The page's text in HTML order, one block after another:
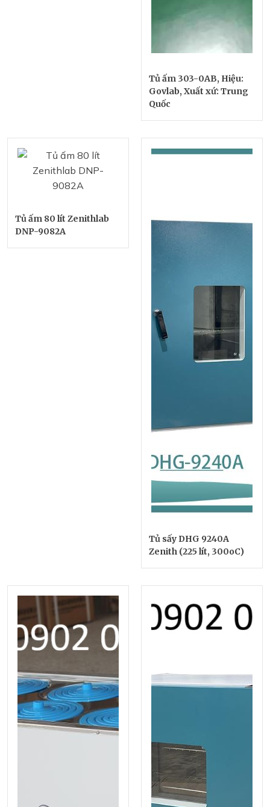
Tủ ấm 303-0AB, Hiệu:
Govlab, Xuất xứ: Trung
Quốc
Tủ ấm 80 lít Zenithlab
DNP-9082A
Tủ sấy DHG 9240A
Zenith (225 lít, 300oC)